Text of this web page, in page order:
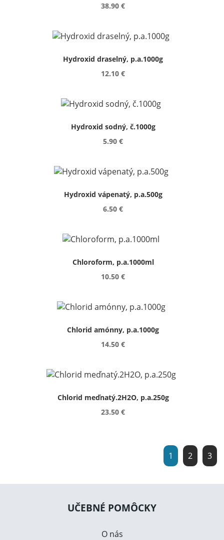
38.90 €
Hydroxid draselný, p.a.1000g
12.10 €
Hydroxid sodný, č.1000g
5.90 €
Hydroxid vápenatý, p.a.500g
6.50 €
Chloroform, p.a.1000ml
10.50 €
Chlorid amónny, p.a.1000g
14.50 €
Chlorid meďnatý.2H2O, p.a.250g
23.50 €
1 2 3
UČEBNÉ POMÔCKY
O nás